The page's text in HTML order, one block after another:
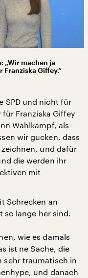
„Wir machen ja
Franziska Giffey.“
SPD und nicht für
Franziska Giffey
Wahlkampf, als
wir gucken, dass
und dafür
die werden ihr
mit
Schrecken an
so lange her sind.
wie es damals
ist ne Sache, die
sehr traumatisch in
und danach